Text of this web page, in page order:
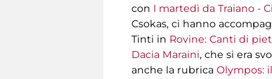
con I martedì da Traiano -
Csokas, ci hanno
Tinti in ​ Rovine: Canti di
Dacia Maraini, che si era
anche la rubrica Olympos: